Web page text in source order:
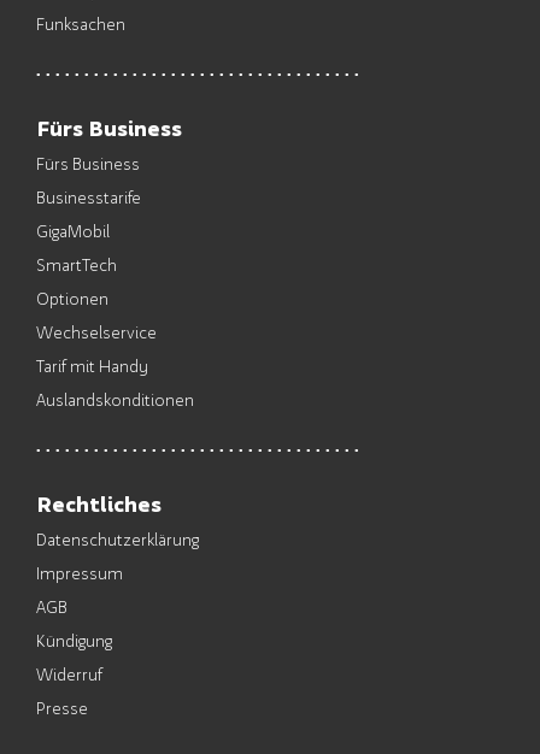
Funksachen
Fürs Business
Fürs Business
Businesstarife
GigaMobil
SmartTech
Optionen
Wechselservice
Tarif mit Handy
Auslandskonditionen
Rechtliches
Datenschutzerklärung
Impressum
AGB
Kündigung
Widerruf
Presse